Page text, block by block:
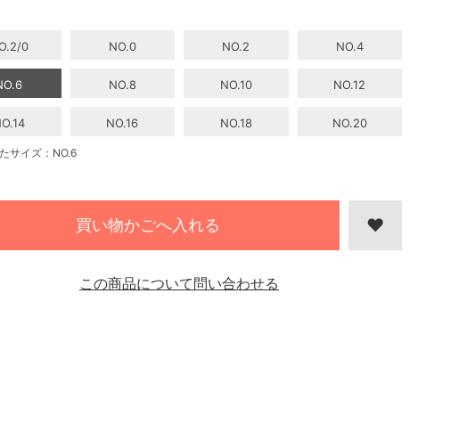
0 NO.0 NO.2 NO.4
NO.8 NO.10 NO.12
NO.16 NO.18 NO.20
サイズ：NO.6
買い物かごへ入れる
この商品について問い合わせる